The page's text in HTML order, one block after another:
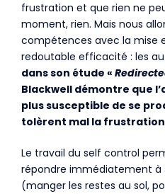
frustration et que rien ne
moment, rien. Mais nous
compétences avec la mise
redoutable efficacité : les
dans son étude «
Blackwell démontre que
plus susceptible de se
tolèrent mal la
Le travail du self control
répondre immédiatement à
(manger les restes au sol,